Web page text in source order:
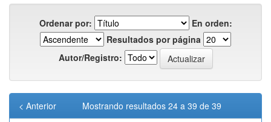
Ordenar por:
En orden:
Resultados por página
Autor/Registro:
Mostrando resultados 24 a 39 de 39
< Anterior